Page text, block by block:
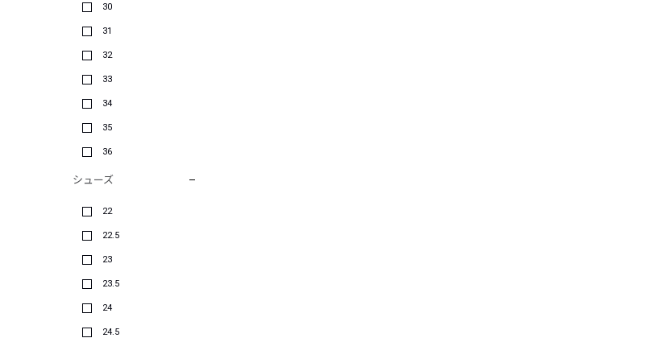
30
31
32
33
34
35
36
シューズ
22
22.5
23
23.5
24
24.5